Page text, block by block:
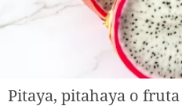
Pitaya, pitahaya o